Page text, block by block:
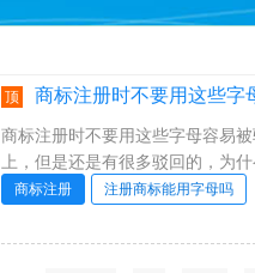
顶 商标注册时不要用这些字
商标注册时不要用这些字母容易
上，但是还是有很多驳回的，为
妥被驳回，注册的商标需求契合
商标注册 注册商标能用字母吗